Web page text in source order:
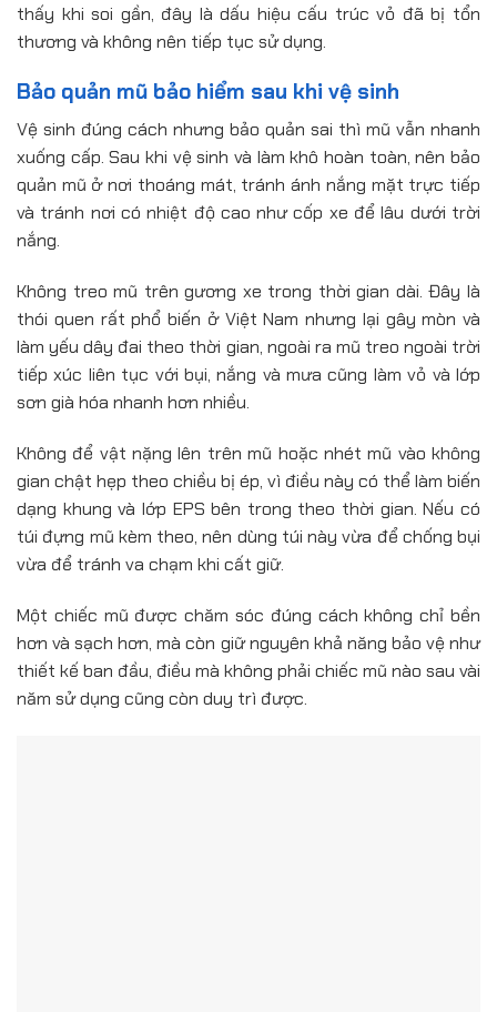
thấy khi soi gần, đây là dấu hiệu cấu trúc vỏ đã bị tổn
thương và không nên tiếp tục sử dụng.
Bảo quản mũ bảo hiểm sau khi vệ sinh
Vệ sinh đúng cách nhưng bảo quản sai thì mũ vẫn nhanh
xuống cấp. Sau khi vệ sinh và làm khô hoàn toàn, nên bảo
quản mũ ở nơi thoáng mát, tránh ánh nắng mặt trực tiếp
và tránh nơi có nhiệt độ cao như cốp xe để lâu dưới trời
nắng.
Không treo mũ trên gương xe trong thời gian dài. Đây là
thói quen rất phổ biến ở Việt Nam nhưng lại gây mòn và
làm yếu dây đai theo thời gian, ngoài ra mũ treo ngoài trời
tiếp xúc liên tục với bụi, nắng và mưa cũng làm vỏ và lớp
sơn già hóa nhanh hơn nhiều.
Không để vật nặng lên trên mũ hoặc nhét mũ vào không
gian chật hẹp theo chiều bị ép, vì điều này có thể làm biến
dạng khung và lớp EPS bên trong theo thời gian. Nếu có
túi đựng mũ kèm theo, nên dùng túi này vừa để chống bụi
vừa để tránh va chạm khi cất giữ.
Một chiếc mũ được chăm sóc đúng cách không chỉ bền
hơn và sạch hơn, mà còn giữ nguyên khả năng bảo vệ như
thiết kế ban đầu, điều mà không phải chiếc mũ nào sau vài
năm sử dụng cũng còn duy trì được.